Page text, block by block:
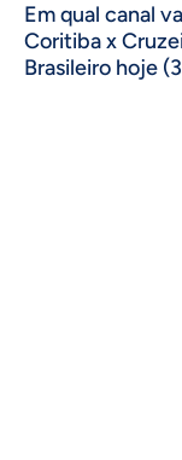
Em qual canal
Coritiba x
Brasileiro hoje